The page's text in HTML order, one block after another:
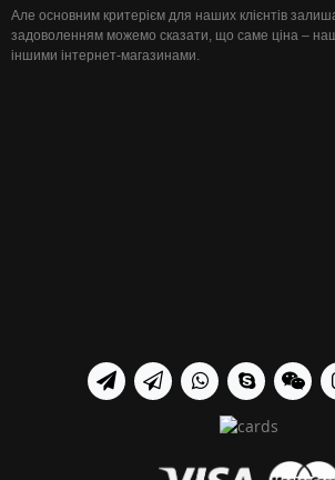
Але основним критерієм для наших клієнтів
задоволенням можемо сказати, що саме ціна – наш
іншими інтернет-магазинами.